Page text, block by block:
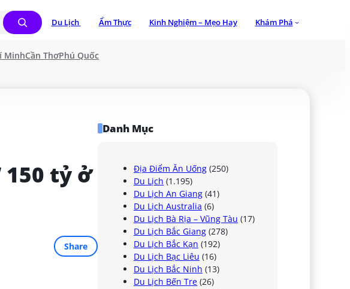
Du Lịch Ẩm Thực Kinh Nghiệm – Mẹo Hay Khám Phá
MinhCần ThơPhú Quốc
150 tỷ ở
Share
Danh Mục
Địa Điểm Ăn Uống (250)
Du Lịch (1.195)
Du Lịch An Giang (41)
Du Lịch Australia (6)
Du Lịch Bà Rịa – Vũng Tàu (17)
Du Lịch Bắc Giang (278)
Du Lịch Bắc Kạn (192)
Du Lịch Bạc Liêu (16)
Du Lịch Bắc Ninh (13)
Du Lịch Bến Tre (26)